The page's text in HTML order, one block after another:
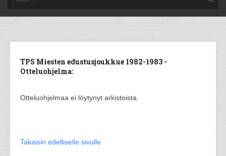
TPS Miesten edustusjoukkue 1982-1983 -
Otteluohjelma:
Otteluohjelmaa ei löytynyt arkistoista.
Takaisin edelliselle sivulle